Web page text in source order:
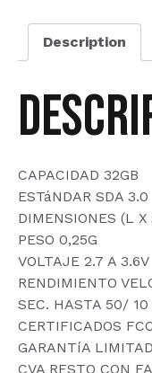
32GB
quantity
Description
CAPACIDAD 32GB
ESTáNDAR SDA 3.0
DIMENSIONES (L
PESO 0,25G
VOLTAJE 2.7 A 3.6V
RENDIMIENTO
SEC. HASTA 50/
CERTIFICADOS
GARANTíA
CVA RESTO CON